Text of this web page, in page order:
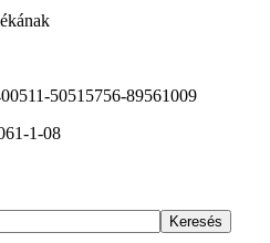
50515756-89561009
1-08